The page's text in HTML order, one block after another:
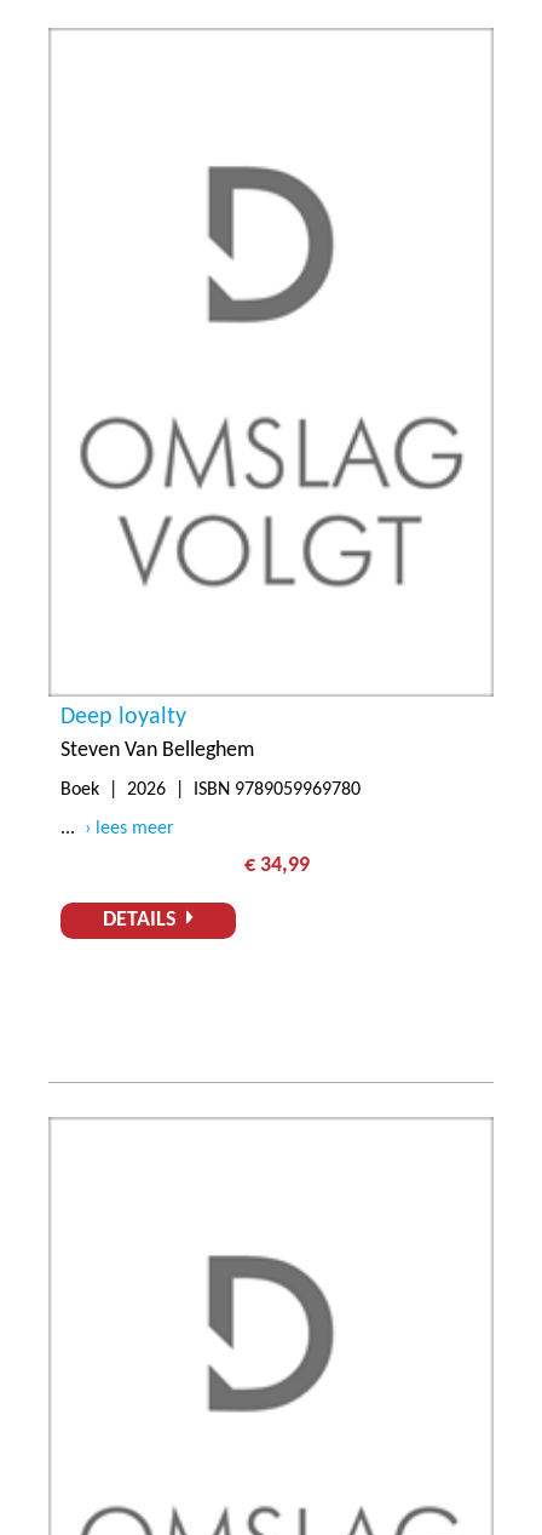
Deep loyalty
Steven Van Belleghem
Boek | 2026 | ISBN 9789059969780
...
lees meer
€ 34,99
DETAILS